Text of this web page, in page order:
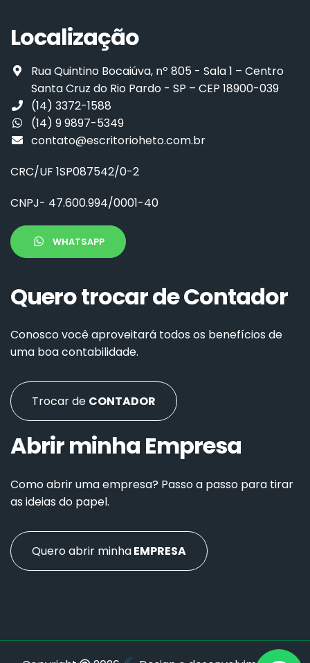
Localização
Rua Quintino Bocaiúva, nº 805 - Sala 1 – Centro
Santa Cruz do Rio Pardo - SP – CEP 18900-039
(14) 3372-1588
(14) 9 9897-5349
contato@escritorioheto.com.br
CRC/UF 1SP087542/0-2
CNPJ- 47.600.994/0001-40
WHATSAPP
Quero trocar de Contador
Conosco você aproveitará todos os benefícios de
uma boa contabilidade.
Trocar de CONTADOR
Abrir minha Empresa
Como abrir uma empresa? Passo a passo para tirar
as ideias do papel.
Quero abrir minhaEMPRESA